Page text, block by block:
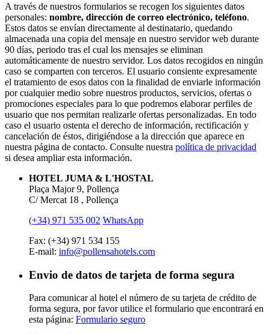
A través de nuestros formularios se recogen los siguientes datos
personales: nombre, dirección de correo electrónico, teléfono.
Estos datos se envían directamente al destinatario, quedando
almacenada una copia del mensaje en nuestro servidor web durante
90 días, periodo tras el cual los mensajes se eliminan
automáticamente de nuestro servidor. Los datos recogidos en ningún
caso se comparten con terceros. El usuario consiente expresamente
el tratamiento de esos datos con la finalidad de enviarle información
por cualquier medio sobre nuestros productos, servicios, ofertas o
promociones especiales para lo que podremos elaborar perfiles de
usuario que nos permitan realizarle ofertas personalizadas. En todo
caso el usuario ostenta el derecho de información, rectificación y
cancelación de éstos, dirigiéndose a la dirección que aparece en
nuestra página de contacto. Consulte nuestra política de privacidad
si desea ampliar esta información.
HOTEL JUMA & L'HOSTAL
Plaça Major 9, Pollença
C/ Mercat 18 , Pollença
(+34) 971 535 002 WhatsApp
Fax: (+34) 971 534 155
E-mail: info@pollensahotels.com
Envio de datos de tarjeta de forma segura
Para comunicar al hotel el número de su tarjeta de crédito de
forma segura, por favor utilice el formulario que encontrará en
esta página: Formulario seguro